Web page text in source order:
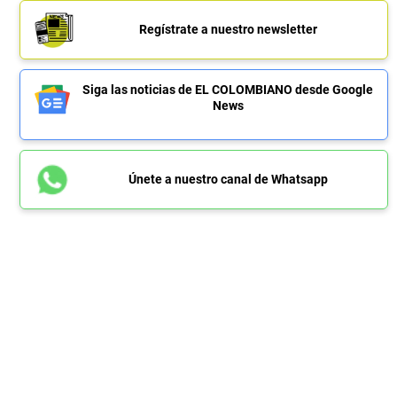
Regístrate a nuestro newsletter
Siga las noticias de EL COLOMBIANO desde Google
News
Únete a nuestro canal de Whatsapp